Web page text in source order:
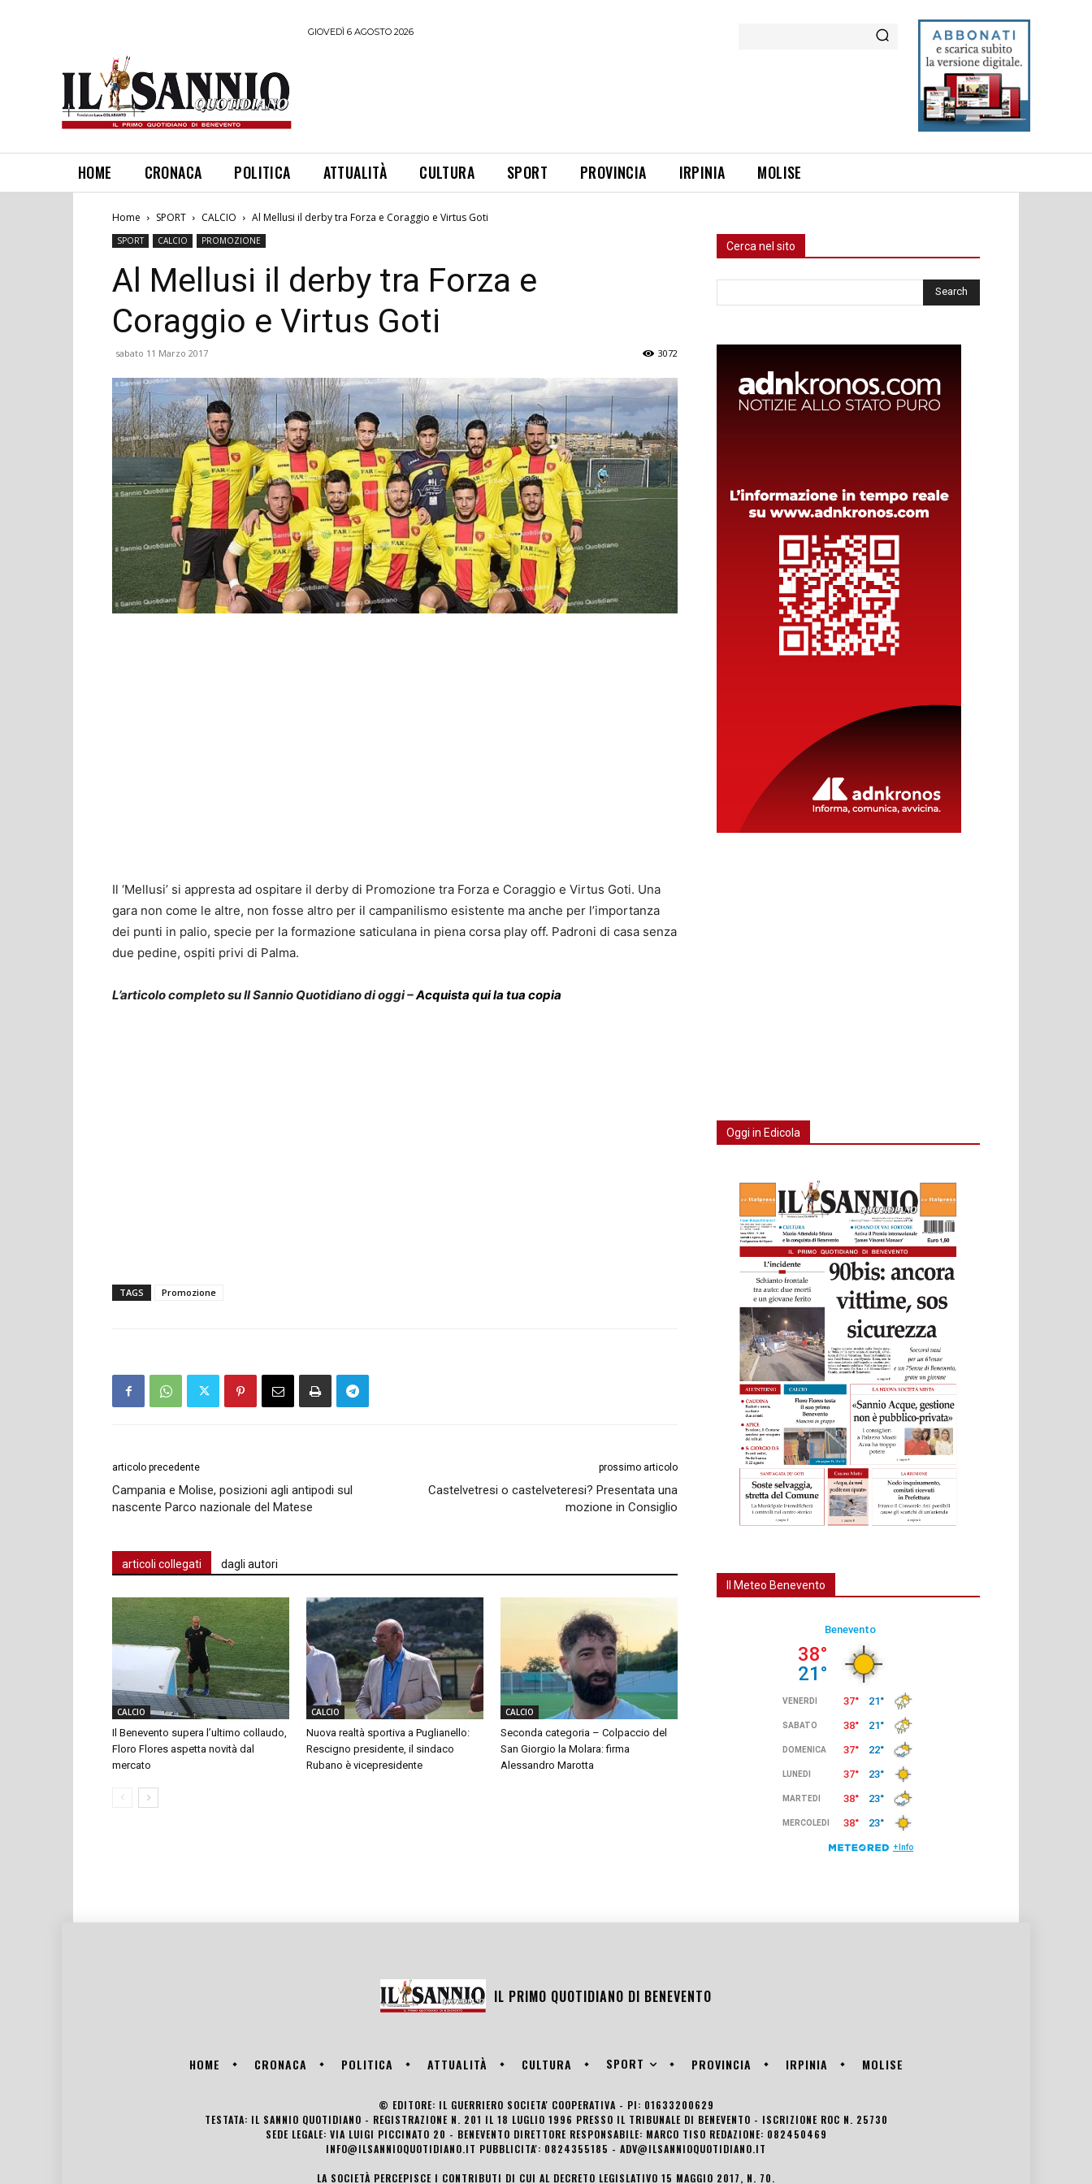
GIOVEDÌ 6 AGOSTO 2026
HOME CRONACA POLITICA ATTUALITÀ CULTURA SPORT PROVINCIA IRPINIA MOLISE
Home SPORT CALCIO Al Mellusi il derby tra Forza e Coraggio e Virtus Goti
SPORT CALCIO PROMOZIONE
Al Mellusi il derby tra Forza e
Coraggio e Virtus Goti
sabato 11 Marzo 2017 3072
Il ‘Mellusi’ si appresta ad ospitare il derby di Promozione tra Forza e Coraggio e Virtus Goti. Una
gara non come le altre, non fosse altro per il campanilismo esistente ma anche per l’importanza
dei punti in palio, specie per la formazione saticulana in piena corsa play off. Padroni di casa senza
due pedine, ospiti privi di Palma.
L’articolo completo su Il Sannio Quotidiano di oggi –Acquista qui la tua copia
TAGS Promozione
articolo precedente
Campania e Molise, posizioni agli antipodi sul
nascente Parco nazionale del Matese
prossimo articolo
Castelvetresi o castelveteresi? Presentata una
mozione in Consiglio
articoli collegati dagli autori
CALCIO
Il Benevento supera l’ultimo collaudo,
Floro Flores aspetta novità dal
mercato
CALCIO
Nuova realtà sportiva a Puglianello:
Rescigno presidente, il sindaco
Rubano è vicepresidente
CALCIO
Seconda categoria – Colpaccio del
San Giorgio la Molara: firma
Alessandro Marotta
Cerca nel sito
Oggi in Edicola
Il Meteo Benevento
IL PRIMO QUOTIDIANO DI BENEVENTO
HOME CRONACA POLITICA ATTUALITÀ CULTURA SPORT PROVINCIA IRPINIA MOLISE
© EDITORE: IL GUERRIERO SOCIETA' COOPERATIVA - PI: 01633200629
TESTATA: IL SANNIO QUOTIDIANO - REGISTRAZIONE N. 201 IL 18 LUGLIO 1996 PRESSO IL TRIBUNALE DI BENEVENTO - ISCRIZIONE ROC N. 25730
SEDE LEGALE: VIA LUIGI PICCINATO 20 - BENEVENTO DIRETTORE RESPONSABILE: MARCO TISO REDAZIONE: 082450469
INFO@ILSANNIOQUOTIDIANO.IT PUBBLICITA': 0824355185 - ADV@ILSANNIOQUOTIDIANO.IT
LA SOCIETÀ PERCEPISCE I CONTRIBUTI DI CUI AL DECRETO LEGISLATIVO 15 MAGGIO 2017, N. 70.